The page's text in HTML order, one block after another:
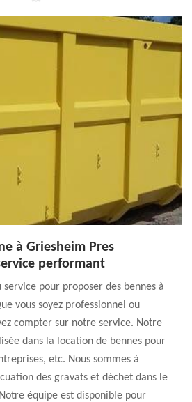
à Griesheim Pres
performant
service pour proposer des bennes à
vous soyez professionnel ou
compter sur notre service. Notre
dans la location de bennes pour
etc. Nous sommes à
des gravats et déchet dans le
équipe est disponible pour